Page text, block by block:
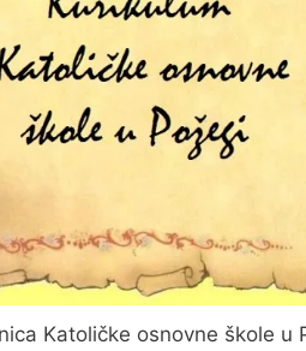
Katoličke osnovne škole u